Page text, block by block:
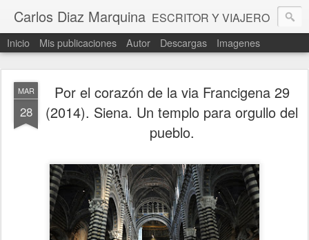
Carlos Diaz Marquina ESCRITOR Y VIAJERO
Inicio Mis publicaciones Autor Descargas Imagenes
MAR
28
Por el corazón de la via Francigena 29
(2014). Siena. Un templo para orgullo del
pueblo.